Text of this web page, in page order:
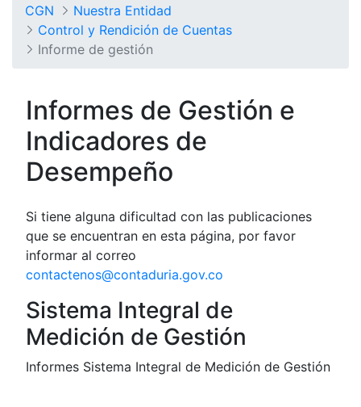
CGN
Nuestra Entidad
Control y Rendición de Cuentas
Informe de gestión
Informes de Gestión e
Indicadores de
Desempeño
Si tiene alguna dificultad con las publicaciones
que se encuentran en esta página, por favor
informar al correo
contactenos@contaduria.gov.co
Sistema Integral de
Medición de Gestión
Informes Sistema Integral de Medición de Gestión